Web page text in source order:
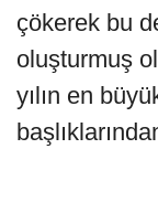
çökerek bu
oluşturmuş
yılın en